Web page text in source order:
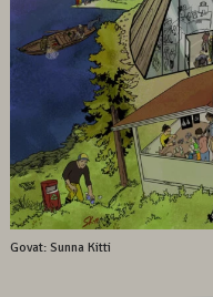
Govat: Sunna Kitti